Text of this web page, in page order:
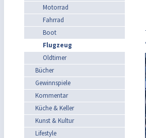
Motorrad
Fahrrad
Boot
Flugzeug
Oldtimer
Bücher
Gewinnspiele
Kommentar
Küche & Keller
Kunst & Kultur
Lifestyle